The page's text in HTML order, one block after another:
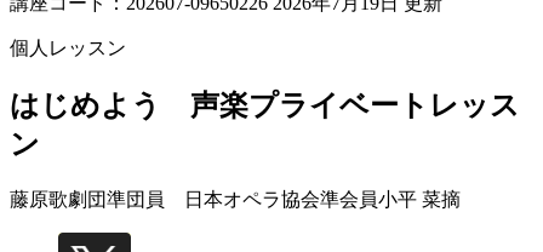
個人レッスン
はじめよう 声楽プライベートレッス
ン
藤原歌劇団準団員 日本オペラ協会準会員小平 菜摘